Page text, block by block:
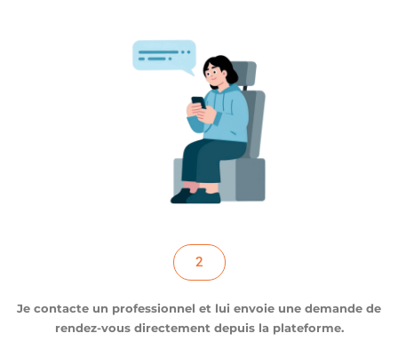
2
Je contacte un professionnel et lui envoie une demande de
rendez-vous directement depuis la plateforme.